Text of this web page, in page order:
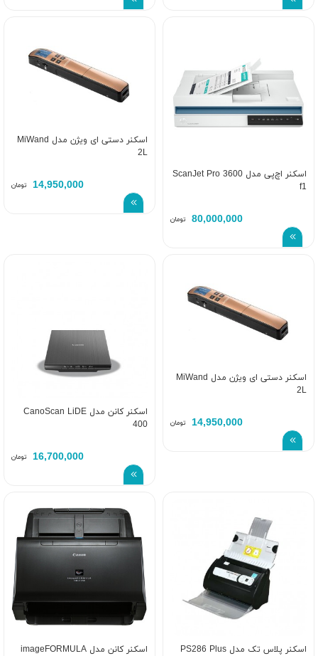
اسکنر اچ‌پی مدل ScanJet Pro 3600
f1
80,000,000 تومان
اسکنر دستی ای ویژن مدل MiWand
2L
14,950,000 تومان
اسکنر دستی ای ویژن مدل MiWand
2L
14,950,000 تومان
اسکنر کانن مدل CanoScan LiDE
400
16,700,000 تومان
اسکنر پلاس تک مدل PS286 Plus
اسکنر کانن مدل imageFORMULA